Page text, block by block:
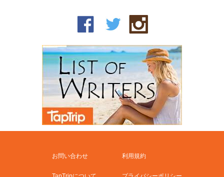
お問い合わせ 利用規約